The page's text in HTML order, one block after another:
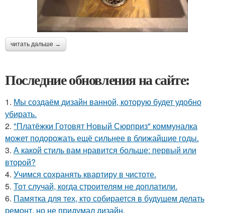
читать дальше →
Последние обновления на сайте:
1. Мы создаём дизайн ванной, которую будет удобно
убирать.
2. "Платёжки Готовят Новый Сюрприз" коммуналка
может подорожать ещё сильнее в ближайшие годы.
3. А какой стиль вам нравится больше: первый или
второй?
4. Учимся сохранять квартиру в чистоте.
5. Тот случай, когда строителям не доплатили.
6. Памятка для тех, кто собирается в будущем делать
ремонт, но не придумал дизайн.